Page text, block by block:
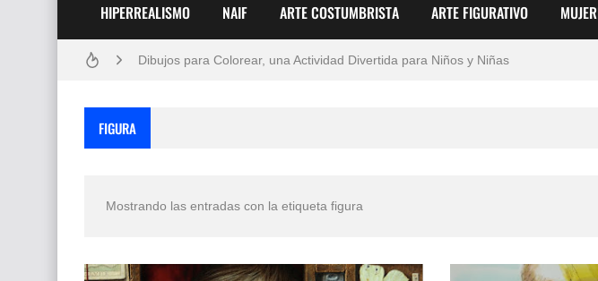
HIPERREALISMO NAIF ARTE COSTUMBRISTA ARTE FIGURATIVO
Pintores de Paisajes Famosos, Arte al Óleo
Dibujos para Colorear, una Actividad Divertida para Niños y Niñas
Fotos Artísticas de las Actrices de Hollywood Más Bellas del Mundo
FIGURA
Mostrando las entradas con la etiqueta figura